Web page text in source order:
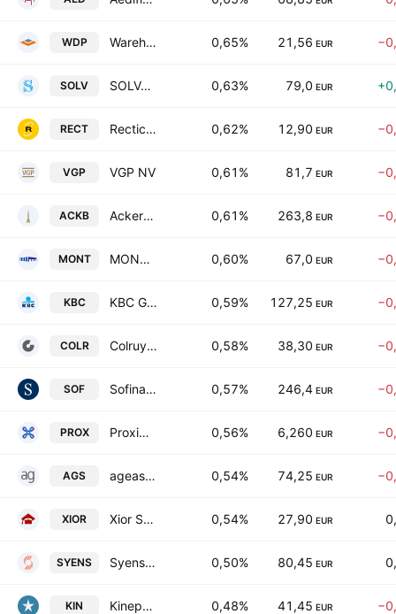
WDP Warehouses De Pauw SA 0,65% 21,56 EUR
SOLV SOLVAC S.A. 0,63% 79,0 EUR
RECT Recticel SA 0,62% 12,90 EUR
VGP VGP NV 0,61% 81,7 EUR
ACKB Ackermans & van Haaren NV 0,61% 263,8 EUR
MONT MONTEA NV 0,60% 67,0 EUR
KBC KBC Group N.V. 0,59% 127,25 EUR
COLR Colruyt Group N.V. 0,58% 38,30 EUR
SOF Sofina SA 0,57% 246,4 EUR
PROX Proximus SA 0,56% 6,260 EUR
AGS ageas SA/NV 0,54% 74,25 EUR
XIOR Xior Student Housing N.V. 0,54% 27,90 EUR
SYENS Syensqo SA/NV 0,50% 80,45 EUR
KIN Kinepolis Group NV 0,48% 41,45 EUR